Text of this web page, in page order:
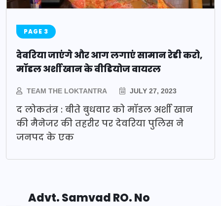
PAGE 3
देवरिया जाएंगे और आग लगाएं सामान रेडी करो,
मॉडल अर्शी खान के वीडियोज वायरल
TEAM THE LOKTANTRA JULY 27, 2023
द लोकतंत्र : बीते बुधवार को मॉडल अर्शी खान
की मैनेजर की तहरीर पर देवरिया पुलिस ने
जनपद के एक
Advt. Samvad RO. No